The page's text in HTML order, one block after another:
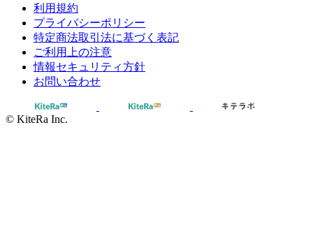
利用規約
プライバシーポリシー
特定商法取引法に基づく表記
ご利用上の注意
情報セキュリティ方針
お問い合わせ
© KiteRa Inc.